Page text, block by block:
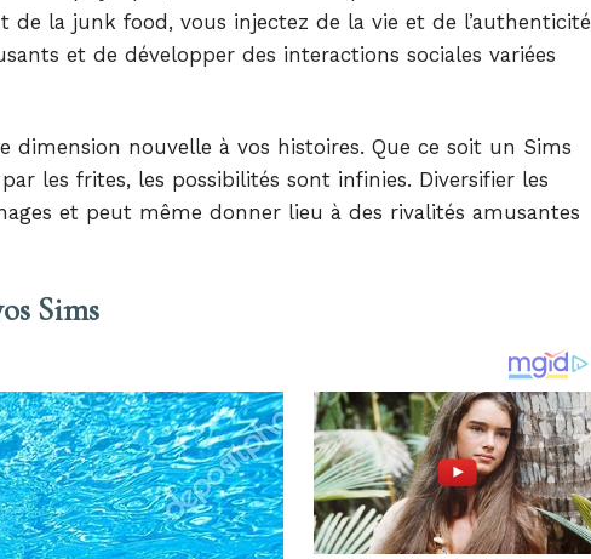
la junk food, vous injectez de la vie et de l’authenticité
et de développer des interactions sociales variées
nouvelle à vos histoires. Que ce soit un Sims
les frites, les possibilités sont infinies. Diversifier les
et peut même donner lieu à des rivalités amusantes
Sims